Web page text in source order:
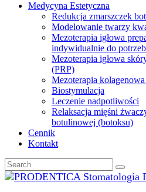
Medycyna Estetyczna
Redukcja zmarszczek
Modelowanie twarzy
Mezoterapia igłowa
indywidualnie do
Mezoterapia igłowa
(PRP)
Mezoterapia
Biostymulacja
Leczenie nadpotliwości
Relaksacja mięśni
botulinowej (botoksu)
Cennik
Kontakt